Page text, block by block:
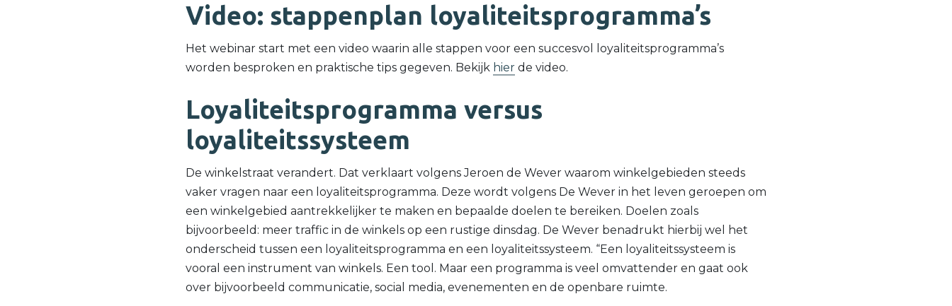
Video: stappenplan loyaliteitsprogramma’s
Het webinar start met een video waarin alle stappen voor een succesvol loyaliteitsprogramma’s
worden besproken en praktische tips gegeven. Bekijk hier de video.
Loyaliteitsprogramma versus
loyaliteitssysteem
De winkelstraat verandert. Dat verklaart volgens Jeroen de Wever waarom winkelgebieden steeds
vaker vragen naar een loyaliteitsprogramma. Deze wordt volgens De Wever in het leven geroepen om
een winkelgebied aantrekkelijker te maken en bepaalde doelen te bereiken. Doelen zoals
bijvoorbeeld: meer traffic in de winkels op een rustige dinsdag. De Wever benadrukt hierbij wel het
onderscheid tussen een loyaliteitsprogramma en een loyaliteitssysteem. “Een loyaliteitssysteem is
vooral een instrument van winkels. Een tool. Maar een programma is veel omvattender en gaat ook
over bijvoorbeeld communicatie, social media, evenementen en de openbare ruimte.